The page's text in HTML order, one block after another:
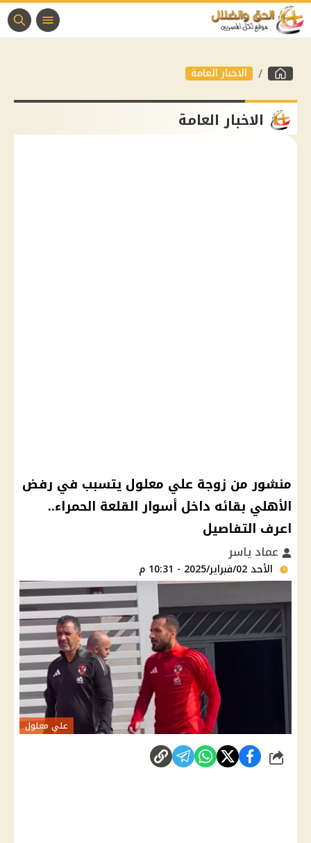
الاخبار العامة
الاخبار العامة
منشور من زوجة علي معلول يتسبب في رفض
الأهلي بقائه داخل أسوار القلعة الحمراء..
اعرف التفاصيل
عماد ياسر
الأحد 02/فبراير/2025 - 10:31 م
علي معلول
شارك